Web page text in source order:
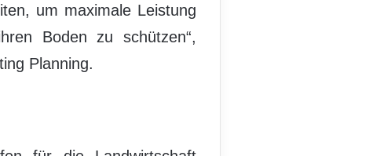
um maximale Leistung
Boden zu schützen“,
Planning.